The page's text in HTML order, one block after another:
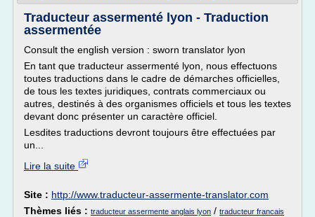
Traducteur assermenté lyon - Traduction
assermentée
Consult the english version : sworn translator lyon
En tant que traducteur assermenté lyon, nous effectuons
toutes traductions dans le cadre de démarches officielles,
de tous les textes juridiques, contrats commerciaux ou
autres, destinés à des organismes officiels et tous les textes
devant donc présenter un caractère officiel.
Lesdites traductions devront toujours être effectuées par
un...
Lire la suite
Site : http://www.traducteur-assermente-translator.com
Thèmes liés : traducteur assermente anglais lyon / traducteur francais